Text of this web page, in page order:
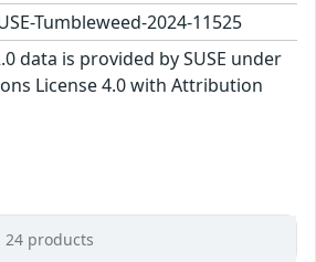
Tumbleweed-2024-11525
data is provided by SUSE under
License 4.0 with Attribution
24 products